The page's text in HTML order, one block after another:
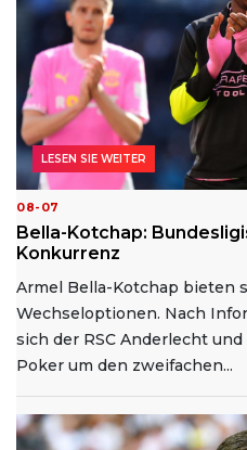
08-07
Bella-Kotchap:
Konkurrenz
Armel Bella-Kotchap bieten
Wechseloptionen. Nach
sich der RSC Anderlecht
Poker um den zweifachen...
LESEN SIE WEITER